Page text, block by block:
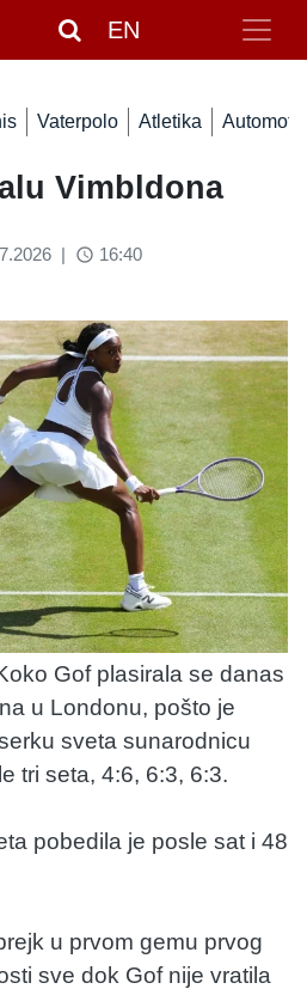
EN
Vaterpolo Atletika Automoto
Vimbldona
| access_time 16:40
Gof plasirala se danas
u Londonu, pošto je
sveta sunarodnicu
tri seta, 4:6, 6:3, 6:3.
pobedila je posle sat i 48
u prvom gemu prvog
sve dok Gof nije vratila